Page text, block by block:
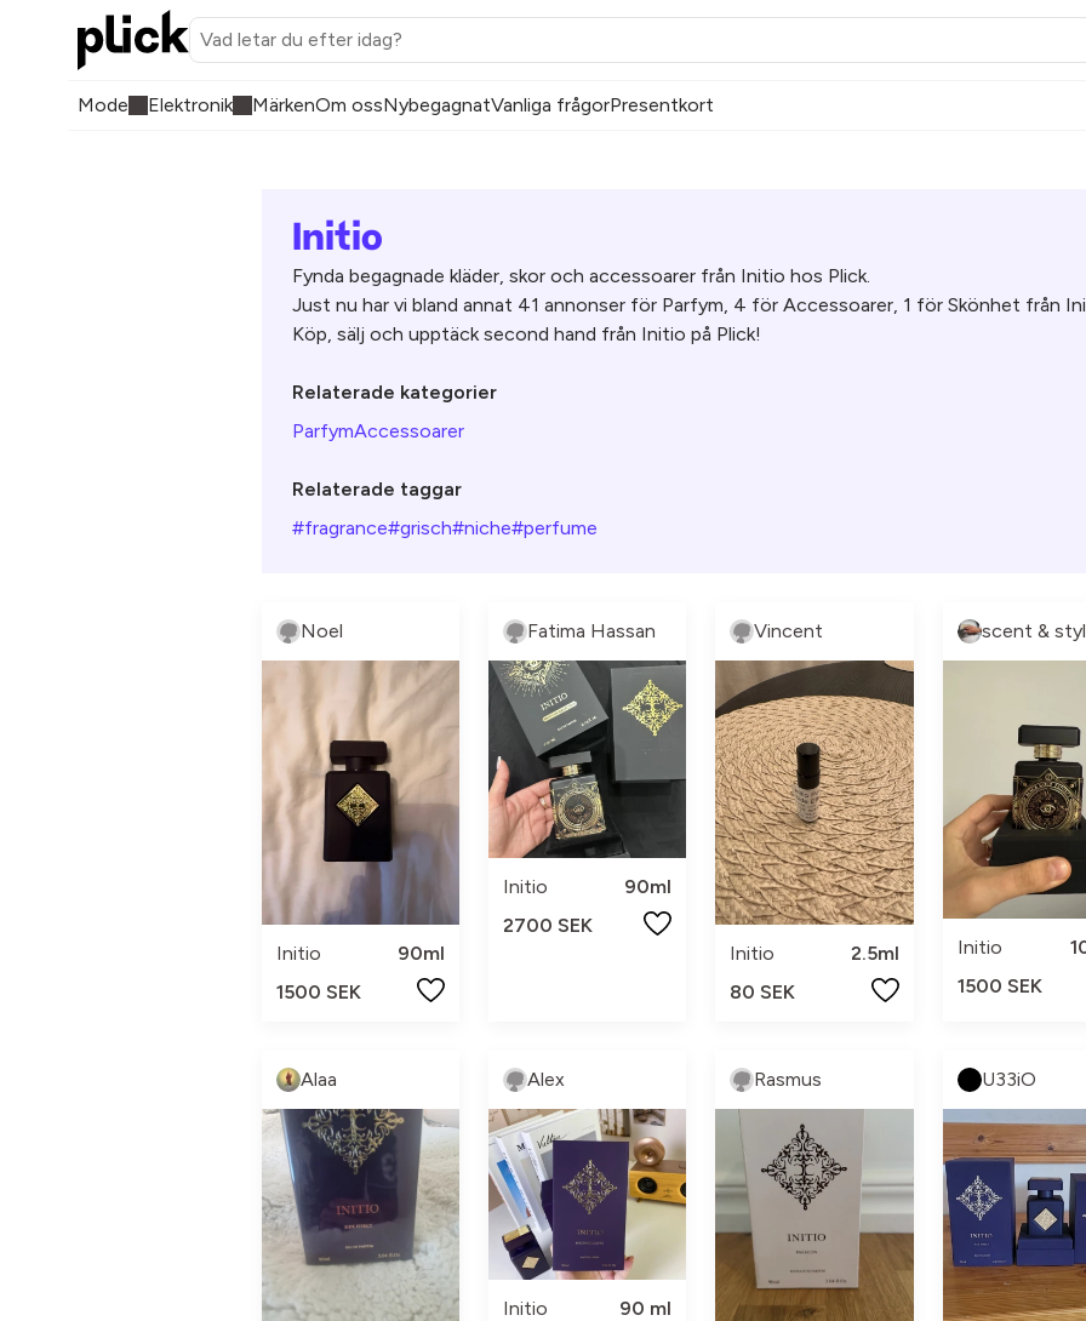
Mode Elektronik MärkenOm ossNybegagnatVanliga frågorPresentkort
Initio
Fynda begagnade kläder, skor och accessoarer från Initio hos Plick.
Just nu har vi bland annat 41 annonser för Parfym, 4 för Accessoarer, 1 för Skönhet från
Köp, sälj och upptäck second hand från Initio på Plick!
Relaterade kategorier
ParfymAccessoarer
Relaterade taggar
#fragrance#grisch#niche#perfume
Noel
Initio
90ml
1500 SEK
Fatima Hassan
Initio
90ml
2700 SEK
Vincent
Initio
2.5ml
80 SEK
scent &
Initio
1500 SEK
Alaa Alex
Initio
90 ml
Rasmus U33iO